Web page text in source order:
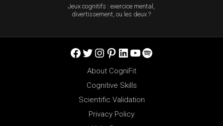
Jeux cognitifs : exercice mental,
divertissement, ou les deux ?
Facebook
Twitter
Instagram
Pinterest
LinkedIn
YouTube
Spotify
About CogniFit
Cognitive Skills
Scientific Validation
Privacy Policy